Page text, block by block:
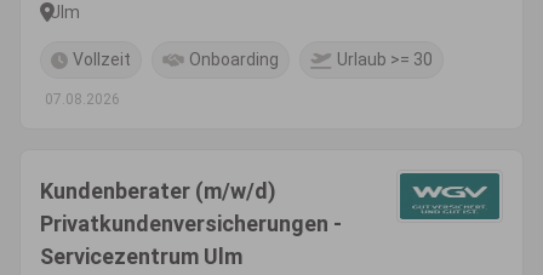
Ulm
Vollzeit Onboarding Urlaub >= 30
07.08.2026
Kundenberater (m/w/d)
Privatkundenversicherungen -
Servicezentrum Ulm